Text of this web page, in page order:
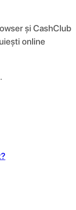
și CashClub
online